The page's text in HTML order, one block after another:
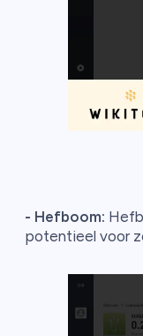
- Hefboom:
potentieel voor